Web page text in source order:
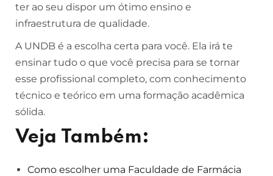
ter ao seu dispor um ótimo ensino e
infraestrutura de qualidade.
A UNDB é a escolha certa para você. Ela irá te
ensinar tudo o que você precisa para se tornar
esse profissional completo, com conhecimento
técnico e teórico em uma formação acadêmica
sólida.
Veja Também:
Como escolher uma Faculdade de Farmácia